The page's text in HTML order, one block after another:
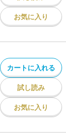
お気に入り
カートに入れる
試し読み
お気に入り